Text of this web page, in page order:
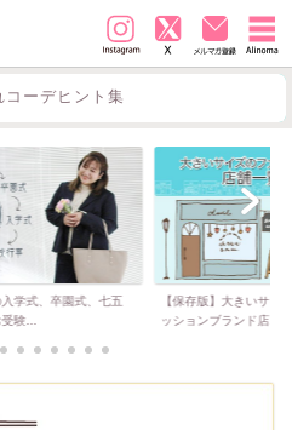
ーデヒント集
学式、卒園式、七五
験...
【保存版】大きいサイ
ッションブランド店...